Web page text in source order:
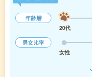
年齢層
20代
男女比率
女性